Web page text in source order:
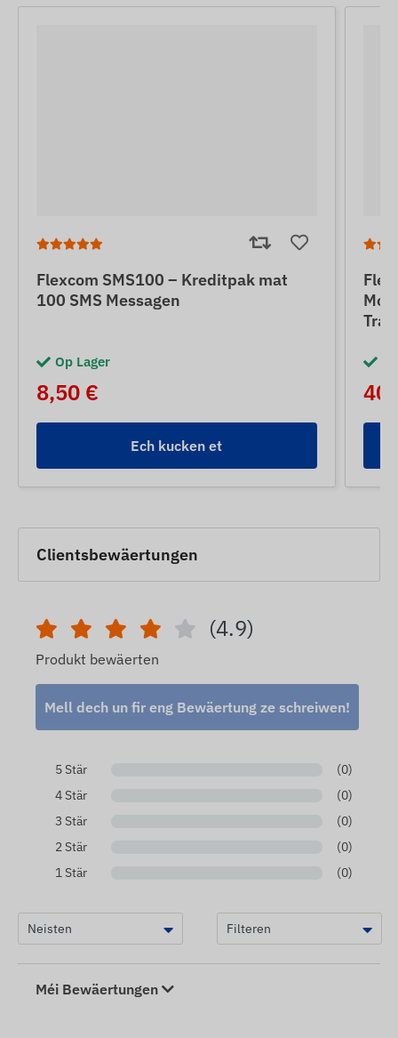
Flexcom SMS100 – Kreditpak mat
100 SMS Messagen
Op Lager
8,50 €
Ech kucken et
40
Clientsbewäertungen
(4.9)
Produkt bewäerten
Mell dech un fir eng Bewäertung ze schreiwen!
5 Stär
(0)
4 Stär
(0)
3 Stär
(0)
2 Stär
(0)
1 Stär
(0)
Méi Bewäertungen